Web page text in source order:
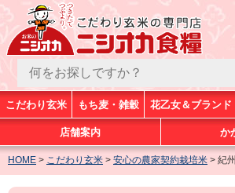
こだわり玄米 もち麦・雑穀 花乙女＆ブランド
店舗案内 か
HOME こだわり玄米 安心の農家契約栽培米 紀